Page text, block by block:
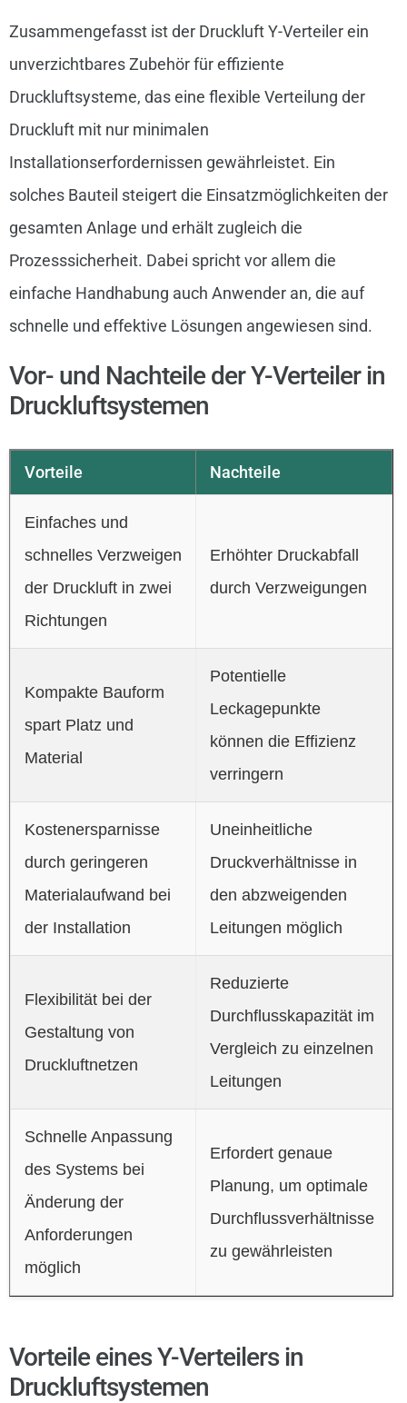
Zusammengefasst ist der Druckluft Y-Verteiler ein
unverzichtbares Zubehör für effiziente
Druckluftsysteme, das eine flexible Verteilung der
Druckluft mit nur minimalen
Installationserfordernissen gewährleistet. Ein
solches Bauteil steigert die Einsatzmöglichkeiten der
gesamten Anlage und erhält zugleich die
Prozesssicherheit. Dabei spricht vor allem die
einfache Handhabung auch Anwender an, die auf
schnelle und effektive Lösungen angewiesen sind.
Vor- und Nachteile der Y-Verteiler in
Druckluftsystemen
Vorteile Nachteile
Einfaches und
schnelles Verzweigen
der Druckluft in zwei
Richtungen
Erhöhter Druckabfall
durch Verzweigungen
Kompakte Bauform
spart Platz und
Material
Potentielle
Leckagepunkte
können die Effizienz
verringern
Kostenersparnisse
durch geringeren
Materialaufwand bei
der Installation
Uneinheitliche
Druckverhältnisse in
den abzweigenden
Leitungen möglich
Flexibilität bei der
Gestaltung von
Druckluftnetzen
Reduzierte
Durchflusskapazität im
Vergleich zu einzelnen
Leitungen
Schnelle Anpassung
des Systems bei
Änderung der
Anforderungen
möglich
Erfordert genaue
Planung, um optimale
Durchflussverhältnisse
zu gewährleisten
Vorteile eines Y-Verteilers in
Druckluftsystemen